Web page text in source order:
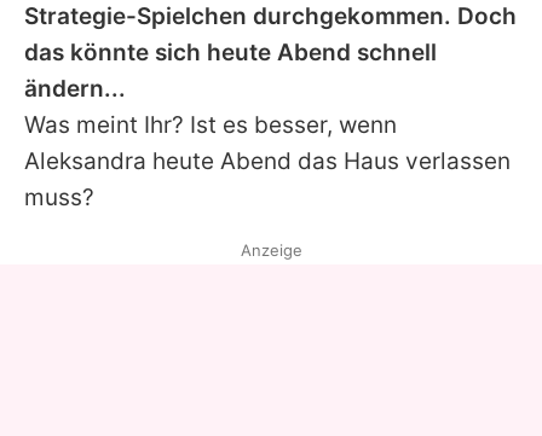
Strategie-Spielchen durchgekommen. Doch
das könnte sich heute Abend schnell
ändern...
Was meint Ihr? Ist es besser, wenn
Aleksandra heute Abend das Haus verlassen
muss?
Anzeige